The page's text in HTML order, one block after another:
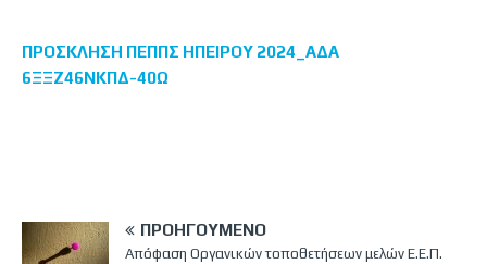
ΠΡΟΣΚΛΗΣΗ ΠΕΠΠΣ ΗΠΕΙΡΟΥ 2024_ΑΔΑ
6ΞΞΖ46ΝΚΠΔ-40Ω
ΠΡΟΗΓΟΎΜΕΝΟ
Απόφαση Οργανικών τοποθετήσεων μελών Ε.Ε.Π.